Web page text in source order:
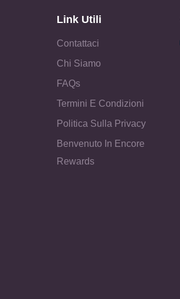
Link Utili
Contattaci
Chi Siamo
FAQs
Termini E Condizioni
Politica Sulla Privacy
Benvenuto In Encore
Rewards